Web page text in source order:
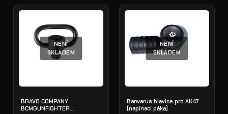
NENÍ
SKLADEM
BRAVO COMPANY
BCMGUNFIGHTER
NENÍ
SKLADEM
Barwarus hlavice pro AK47
(napínací páka)